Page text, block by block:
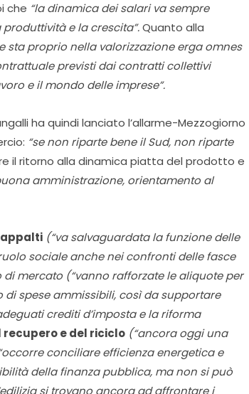
che “la dinamica dei salari va sempre
e la crescita”.Quanto alla
sta proprio nella valorizzazione erga omnes
previsti dai contratti collettivi
e il mondo delle imprese”.
ha quindi lanciato l’allarme-Mezzogiorno
“se non riparte bene il Sud, non riparte
il ritorno alla dinamica piatta del prodotto e
amministrazione, orientamento al
appalti (“va salvaguardata la funzione delle
sociale anche nei confronti delle fasce
mercato (“vanno rafforzate le aliquote per
spese ammissibili, così da supportare
crediti d’imposta e la riforma
recupero e del riciclo (“ancora oggi una
conciliare efficienza energetica e
della finanza pubblica, ma non si può
si trovano ancora ad affrontare i